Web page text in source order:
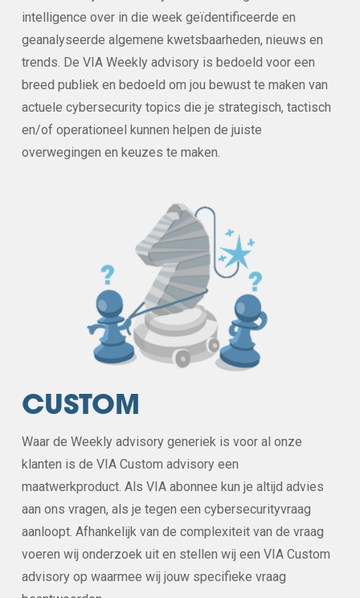
intelligence over in die week geïdentificeerde en
geanalyseerde algemene kwetsbaarheden, nieuws en
trends. De VIA Weekly advisory is bedoeld voor een
breed publiek en bedoeld om jou bewust te maken van
actuele cybersecurity topics die je strategisch, tactisch
en/of operationeel kunnen helpen de juiste
overwegingen en keuzes te maken.
CUSTOM
Waar de Weekly advisory generiek is voor al onze
klanten is de VIA Custom advisory een
maatwerkproduct. Als VIA abonnee kun je altijd advies
aan ons vragen, als je tegen een cybersecurityvraag
aanloopt. Afhankelijk van de complexiteit van de vraag
voeren wij onderzoek uit en stellen wij een VIA Custom
advisory op waarmee wij jouw specifieke vraag